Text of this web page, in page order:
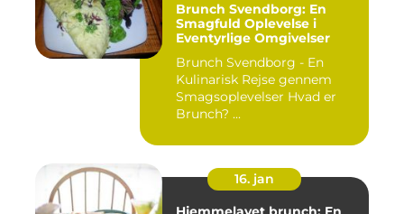
Brunch Svendborg: En
Smagfuld Oplevelse i
Eventyrlige Omgivelser
Brunch Svendborg - En
Kulinarisk Rejse gennem
Smagsoplevelser Hvad er
Brunch? ...
16. jan